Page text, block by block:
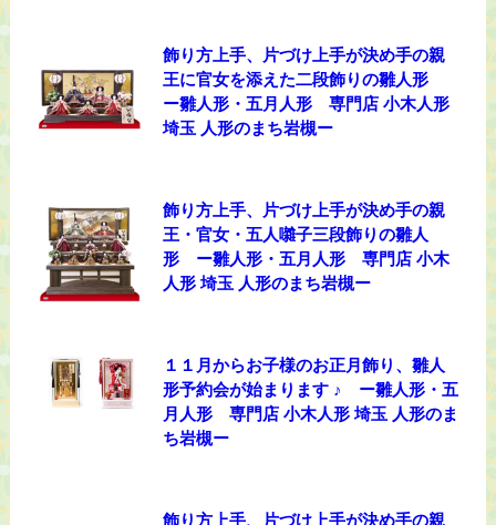
飾り方上手、片づけ上手が決め手の親
王に官女を添えた二段飾りの雛人形
ー雛人形・五月人形 専門店 小木人形
埼玉 人形のまち岩槻ー
飾り方上手、片づけ上手が決め手の親
王・官女・五人囃子三段飾りの雛人
形 ー雛人形・五月人形 専門店 小木
人形 埼玉 人形のまち岩槻ー
１１月からお子様のお正月飾り、雛人
形予約会が始まります ♪ ー雛人形・五
月人形 専門店 小木人形 埼玉 人形のま
ち岩槻ー
飾り方上手、片づけ上手が決め手の親